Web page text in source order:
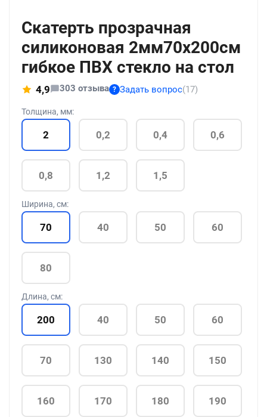
Скатерть прозрачная
силиконовая 2мм70x200см
гибкое ПВХ стекло на стол
4,9 303 отзыва ? Задать вопрос(17)
Толщина, мм:
2 0,2 0,4 0,6
0,8 1,2 1,5
Ширина, см:
70 40 50 60
80
Длина, см:
200 40 50 60
70 130 140 150
160 170 180 190